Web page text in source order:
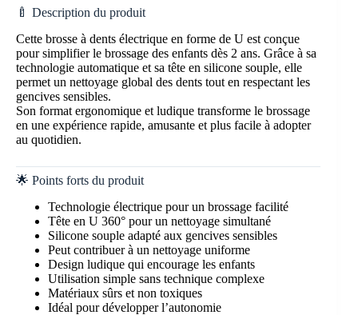
🍼 Description du produit
Cette brosse à dents électrique en forme de U est conçue
pour simplifier le brossage des enfants dès 2 ans. Grâce à sa
technologie automatique et sa tête en silicone souple, elle
permet un nettoyage global des dents tout en respectant les
gencives sensibles.
Son format ergonomique et ludique transforme le brossage
en une expérience rapide, amusante et plus facile à adopter
au quotidien.
🌟 Points forts du produit
Technologie électrique pour un brossage facilité
Tête en U 360° pour un nettoyage simultané
Silicone souple adapté aux gencives sensibles
Peut contribuer à un nettoyage uniforme
Design ludique qui encourage les enfants
Utilisation simple sans technique complexe
Matériaux sûrs et non toxiques
Idéal pour développer l’autonomie